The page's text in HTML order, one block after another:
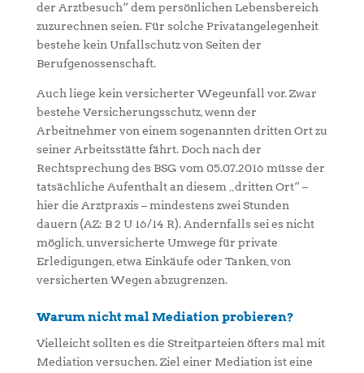
der Arztbesuch“ dem persönlichen Lebensbereich
zuzurechnen seien. Für solche Privatangelegenheit
bestehe kein Unfallschutz von Seiten der
Berufgenossenschaft.
Auch liege kein versicherter Wegeunfall vor. Zwar
bestehe Versicherungsschutz, wenn der
Arbeitnehmer von einem sogenannten dritten Ort zu
seiner Arbeitsstätte fährt. Doch nach der
Rechtsprechung des BSG vom 05.07.2016 müsse der
tatsächliche Aufenthalt an diesem „dritten Ort“ –
hier die Arztpraxis – mindestens zwei Stunden
dauern (AZ: B 2 U 16/14 R). Andernfalls sei es nicht
möglich, unversicherte Umwege für private
Erledigungen, etwa Einkäufe oder Tanken, von
versicherten Wegen abzugrenzen.
Warum nicht mal Mediation probieren?
Vielleicht sollten es die Streitparteien öfters mal mit
Mediation versuchen. Ziel einer Mediation ist eine